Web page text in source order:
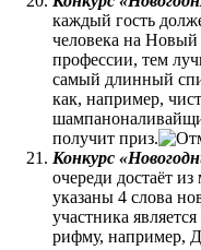
каждый гость
человека на Новый
профессии, тем
самый длинный
как, например,
получит приз.
Конкурс
очереди достаёт
указаны 4 слова
участника
рифму, например,